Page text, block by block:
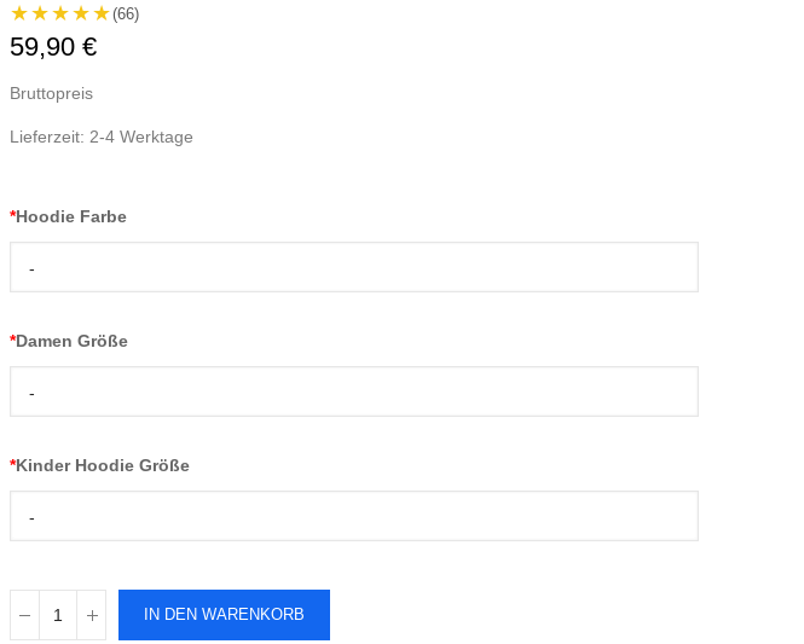
★★★★★(66)
59,90 €
Bruttopreis
Lieferzeit: 2-4 Werktage
*Hoodie Farbe
-
*Damen Größe
-
*Kinder Hoodie Größe
-
IN DEN WARENKORB